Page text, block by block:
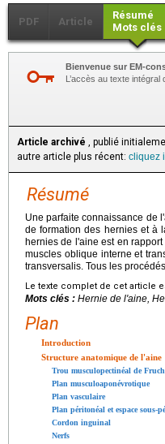
PDF Article
Résumé
Mots clés
Bienvenue sur EM-
L’accès au texte
Article archivé , publié
autre article plus récent: cliquez
Résumé
Une parfaite connaissance de
de formation des hernies et à
hernies de l'aine est en
muscles oblique interne et
transversalis. Tous les
Le texte complet de cet article
Mots clés : Hernie de l'aine,
Plan
Introduction
Structure anatomique de l'aine
Trou musculopectinéal de
Plan musculoaponévrotique
Plan vasculaire
Plan péritonéal et espace sous-
Cordon inguinal
Nerfs